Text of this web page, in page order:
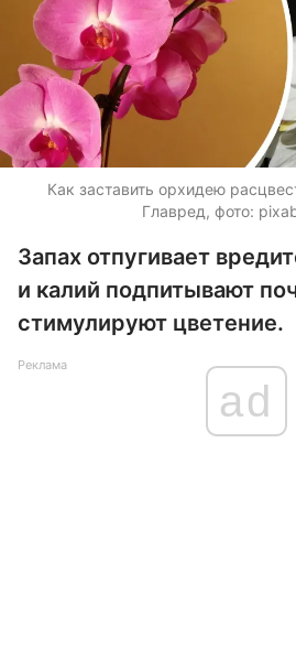
Как заставить орхидею
Главред, фото:
Запах отпугивает
и калий подпитывают
стимулируют цветение.
Реклама
ad